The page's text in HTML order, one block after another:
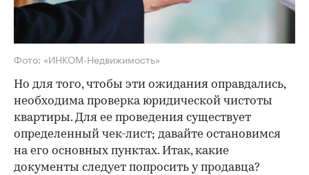
Фото: «ИНКОМ-Недвижимость»
Но для того, чтобы эти ожидания оправдались,
необходима проверка юридической чистоты
квартиры. Для ее проведения существует
определенный чек-лист; давайте остановимся
на его основных пунктах. Итак, какие
документы следует попросить у продавца?